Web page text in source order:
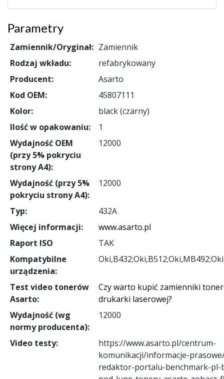
Parametry
Zamiennik/Oryginał: Zamiennik
Rodzaj wkładu:
refabrykowany
Producent:
Asarto
Kod OEM:
45807111
Kolor:
black (czarny)
Ilość w opakowaniu:
1
Wydajność OEM
(przy 5% pokryciu
strony A4):
12000
Wydajność (przy 5%
pokryciu strony A4):
12000
Typ:
432A
Więcej informacji:
www.asarto.pl
Raport ISO
TAK
Kompatybilne
urządzenia:
Test video tonerów
Asarto:
Czy warto kupić zamienniki
drukarki laserowej?
Wydajność (wg
normy producenta):
12000
Video testy:
https://www.asarto.pl/centrum-
komunikacji/informacje-
redaktor-portalu-benchmark-pl-